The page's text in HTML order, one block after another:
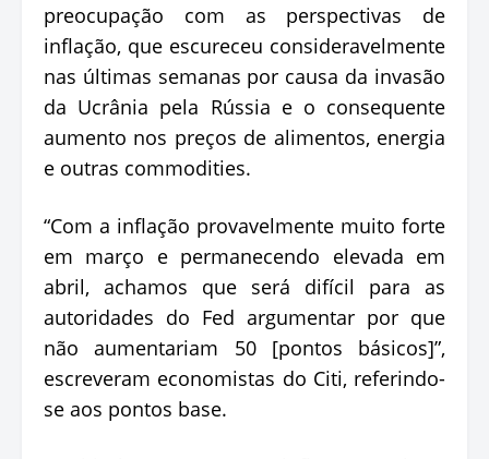
preocupação com as perspectivas de
inflação, que escureceu consideravelmente
nas últimas semanas por causa da invasão
da Ucrânia pela Rússia e o consequente
aumento nos preços de alimentos, energia
e outras commodities.
“Com a inflação provavelmente muito forte
em março e permanecendo elevada em
abril, achamos que será difícil para as
autoridades do Fed argumentar por que
não aumentariam 50 [pontos básicos]”,
escreveram economistas do Citi, referindo-
se aos pontos base.